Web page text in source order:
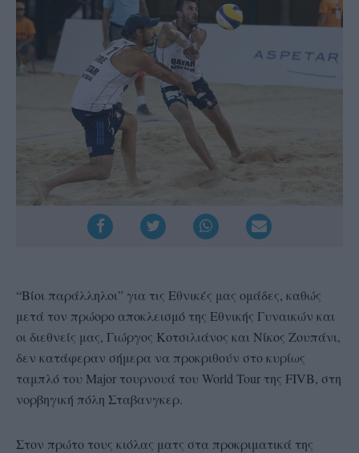
“Βίοι παράλληλοι” για τις Εθνικές μας ομάδες, καθώς
μετά τον πρώορο αποκλεισμό της Εθνικής Γυναικών και
οι διεθνείς μας, Γιώργος Κοτσιλιάνος και Νίκος Ζουπάνι,
δεν κατάφεραν σήμερα να προκριθούν στο κυρίως
ταμπλό του Major τουρνουά του World Tour της FIVB, στη
νορβηγική πόλη Σταβανγκερ.
Στον πρώτο τους κιόλας ματς στα προκριματικά της